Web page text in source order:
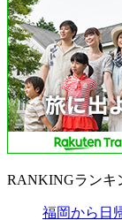
RANKINGランキ
福岡から日